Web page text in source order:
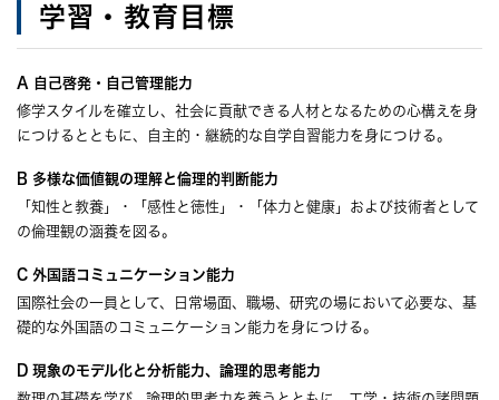
学習・教育目標
A 自己啓発・自己管理能力
修学スタイルを確立し、社会に貢献できる人材となるための心構えを身
につけるとともに、自主的・継続的な自学自習能力を身につける。
B 多様な価値観の理解と倫理的判断能力
「知性と教養」・「感性と徳性」・「体力と健康」および技術者として
の倫理観の涵養を図る。
C 外国語コミュニケーション能力
国際社会の一員として、日常場面、職場、研究の場において必要な、基
礎的な外国語のコミュニケーション能力を身につける。
D 現象のモデル化と分析能力、論理的思考能力